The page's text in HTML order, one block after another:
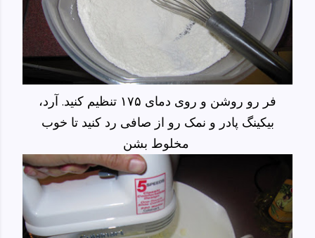
فر رو روشن و روی دمای ۱۷۵ تنظیم کنید. آرد،
بیکینگ پادر و نمک رو از صافی رد کنید تا خوب